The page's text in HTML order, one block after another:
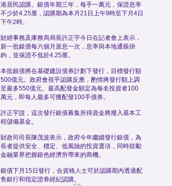
港居民認購。銀債年期三年，每手一萬元，保證息率
不少於4.25厘，認購期為本月21日上午9時至下月4日
下午2時。
財經事務及庫務局局長許正宇今日在記者會上表示，
新一批銀債每六個月派息一次，息率與本地通脹掛
鉤，並保證不低於4.25厘。
本批銀債將在基礎建設債券計劃下發行，目標發行額
500億元。政府會視乎認購反應，酌情將發行額上調
至最多550億元。最高配發金額定為每名投資者100
萬元，即每人最多可獲配發100手債券。
許正宇說，這次發行銀債募集所得資金將撥入基本工
程儲備基金。
財政司司長陳茂波表示，政府今年繼續發行銀債，為
長者提供安全、穩定、低風險的投資選項，同時鼓勵
金融業界把握銀色經濟所帶來的商機。
銀債下月15日發行，合資格人士可於認購期內透過配
售銀行和指定證券經紀認購。